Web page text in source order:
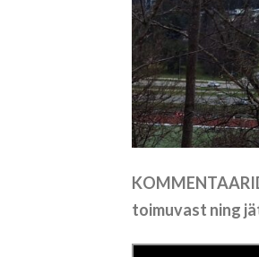
toimuvast ning